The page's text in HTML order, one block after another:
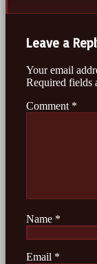
Leave a
Your email
Required fields
Comment *
Name *
Email *